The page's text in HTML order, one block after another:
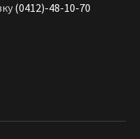
(0412)-48-10-70